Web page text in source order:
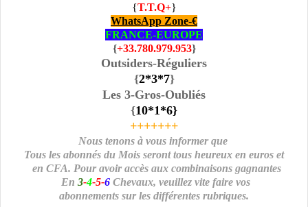
{T.T.Q+}
WhatsApp Zone-€
FRANCE-EUROPE
{+33.780.979.953}
Outsiders-Réguliers
{2*3*7}
Les 3-Gros-Oubliés
{10*1*6}
+++++++
Nous tenons à vous informer que
Tous les abonnés du Mois seront tous heureux en euros et
en CFA. Pour avoir accès aux combinaisons gagnantes
En 3-4-5-6Chevaux, veuillez vite faire vos
abonnements sur les différentes rubriques.